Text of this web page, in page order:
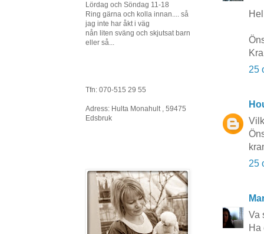
25
25
Va
Ha
Lördag och Söndag 11-18
Ring gärna och kolla innan.... så
jag inte har åkt i väg
nån liten sväng och skjutsat barn
eller så...
Tfn: 070-515 29 55
Adress: Hulta Monahult , 59475
Edsbruk